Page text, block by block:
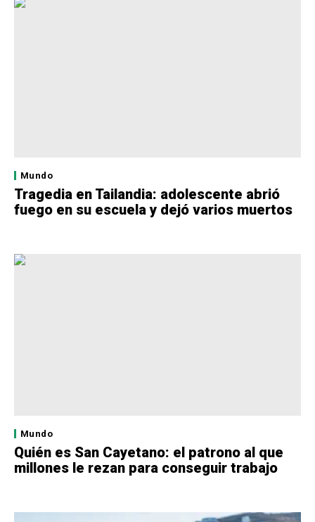
Mundo
Tragedia en Tailandia: adolescente abrió
fuego en su escuela y dejó varios muertos
Mundo
Quién es San Cayetano: el patrono al que
millones le rezan para conseguir trabajo